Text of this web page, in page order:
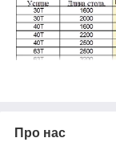
Про нас